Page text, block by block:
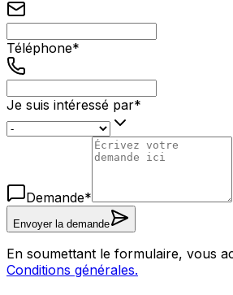
Téléphone*
Je suis intéressé par*
Demande*
Envoyer la demande
En soumettant le formulaire, vous
Conditions générales.